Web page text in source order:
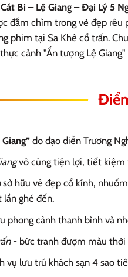
Bi – Lệ Giang – Đại Lý 5
đắm chìm trong vẻ đẹp
phim tại Sa Khê cổ trấn.
cảnh "Ấn tượng Lệ
do đạo diễn Trương
vô cùng tiện lợi, tiết kiệm
sở hữu vẻ đẹp cổ kính,
ghé đến.
phong cảnh thanh bình và
- bức tranh đượm màu thời
vụ lưu trú khách sạn 4 sao